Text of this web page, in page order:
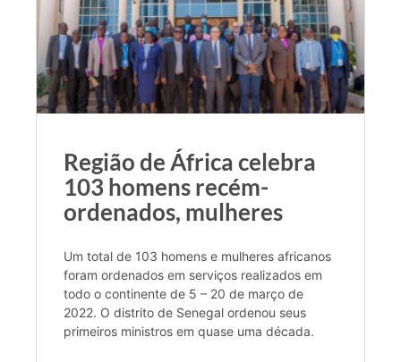
Região de África celebra
103 homens recém-
ordenados, mulheres
Um total de 103 homens e mulheres africanos
foram ordenados em serviços realizados em
todo o continente de 5 – 20 de março de
2022. O distrito de Senegal ordenou seus
primeiros ministros em quase uma década.